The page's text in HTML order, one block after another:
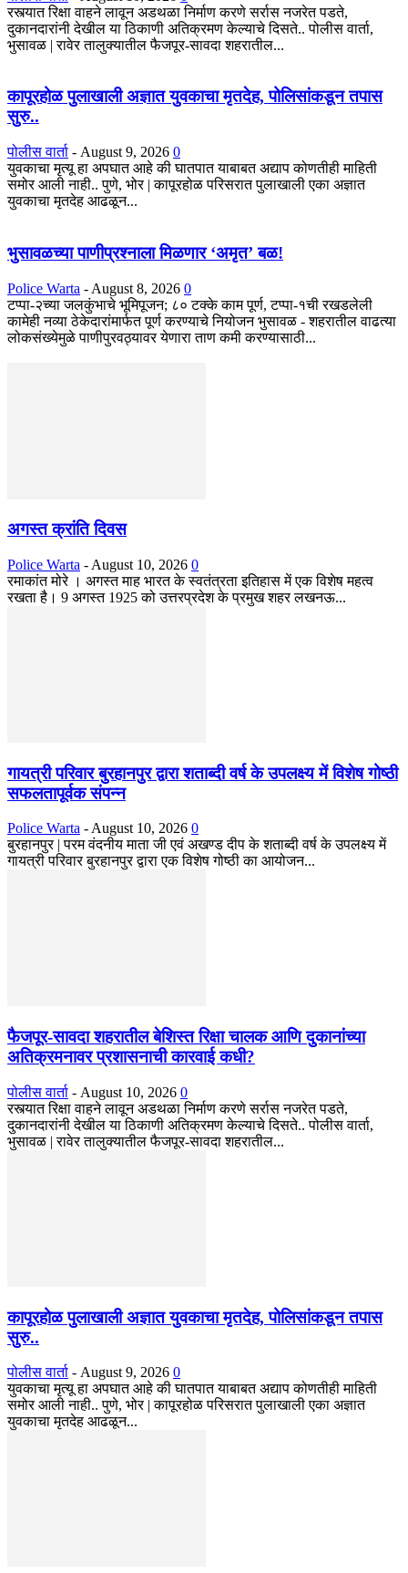
रस्त्यात रिक्षा वाहने लावून अडथळा निर्माण करणे सर्रास नजरेत पडते,
दुकानदारांनी देखील या ठिकाणी अतिक्रमण केल्याचे दिसते.. पोलीस वार्ता,
भुसावळ | रावेर तालुक्यातील फैजपूर-सावदा शहरातील...
कापूरहोळ पुलाखाली अज्ञात युवकाचा मृतदेह, पोलिसांकडून तपास
सुरु..
पोलीस वार्ता - August 9, 2026 0
युवकाचा मृत्यू हा अपघात आहे की घातपात याबाबत अद्याप कोणतीही माहिती
समोर आली नाही.. पुणे, भोर | कापूरहोळ परिसरात पुलाखाली एका अज्ञात
युवकाचा मृतदेह आढळून...
भुसावळच्या पाणीप्रश्नाला मिळणार ‘अमृत’ बळ!
Police Warta - August 8, 2026 0
टप्पा-२च्या जलकुंभाचे भूमिपूजन; ८० टक्के काम पूर्ण, टप्पा-१ची रखडलेली
कामेही नव्या ठेकेदारांमार्फत पूर्ण करण्याचे नियोजन भुसावळ - शहरातील वाढत्या
लोकसंख्येमुळे पाणीपुरवठ्यावर येणारा ताण कमी करण्यासाठी...
अगस्त क्रांति दिवस
Police Warta - August 10, 2026 0
रमाकांत मोरे । अगस्त माह भारत के स्वतंत्रता इतिहास में एक विशेष महत्व
रखता है। 9 अगस्त 1925 को उत्तरप्रदेश के प्रमुख शहर लखनऊ...
गायत्री परिवार बुरहानपुर द्वारा शताब्दी वर्ष के उपलक्ष्य में विशेष गोष्ठी
सफलतापूर्वक संपन्न
Police Warta - August 10, 2026 0
​बुरहानपुर | परम वंदनीय माता जी एवं अखण्ड दीप के शताब्दी वर्ष के उपलक्ष्य में
गायत्री परिवार बुरहानपुर द्वारा एक विशेष गोष्ठी का आयोजन...
फैजपूर-सावदा शहरातील बेशिस्त रिक्षा चालक आणि दुकानांच्या
अतिक्रमनावर प्रशासनाची कारवाई कधी?
पोलीस वार्ता - August 10, 2026 0
रस्त्यात रिक्षा वाहने लावून अडथळा निर्माण करणे सर्रास नजरेत पडते,
दुकानदारांनी देखील या ठिकाणी अतिक्रमण केल्याचे दिसते.. पोलीस वार्ता,
भुसावळ | रावेर तालुक्यातील फैजपूर-सावदा शहरातील...
कापूरहोळ पुलाखाली अज्ञात युवकाचा मृतदेह, पोलिसांकडून तपास
सुरु..
पोलीस वार्ता - August 9, 2026 0
युवकाचा मृत्यू हा अपघात आहे की घातपात याबाबत अद्याप कोणतीही माहिती
समोर आली नाही.. पुणे, भोर | कापूरहोळ परिसरात पुलाखाली एका अज्ञात
युवकाचा मृतदेह आढळून...